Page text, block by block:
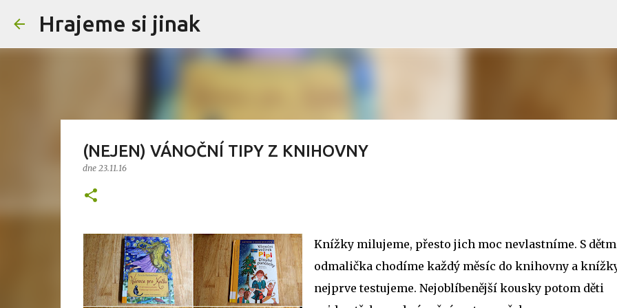
Hrajeme si jinak
(NEJEN) VÁNOČNÍ TIPY Z KNIHOVNY
dne 23.11.16
Knížky milujeme, přesto jich moc nevlastníme. S
odmalička chodíme každý měsíc do knihovny a
nejprve testujeme. Nejoblíbenější kousky potom děti